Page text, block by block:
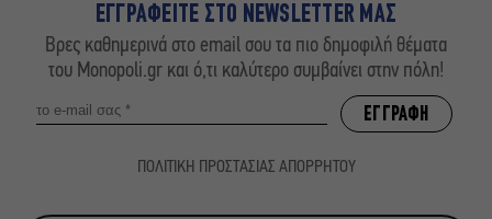
ΕΓΓΡΑΦΕΙΤΕ ΣΤΟ NEWSLETTER ΜΑΣ
Βρες καθημερινά στο email σου τα πιο δημοφιλή θέματα
του Monopoli.gr και ό,τι καλύτερο συμβαίνει στην πόλη!
ΠΟΛΙΤΙΚΗ ΠΡΟΣΤΑΣΙΑΣ ΑΠΟΡΡΗΤΟΥ